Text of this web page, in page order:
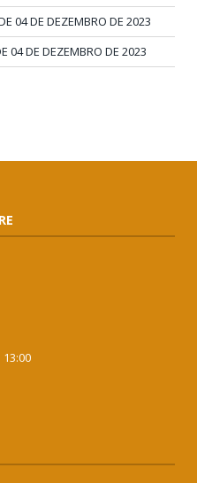
04 DE DEZEMBRO DE 2023
04 DE DEZEMBRO DE 2023